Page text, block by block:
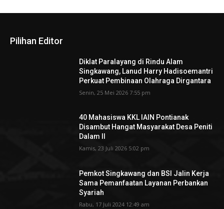
Pilihan Editor
Diklat Paralayang di Rindu Alam
Singkawang, Lanud Harry Hadisoemantri
Perkuat Pembinaan Olahraga Dirgantara
Senin, 25 Mei 2026 7:55 pm
40 Mahasiswa KKL IAIN Pontianak
Disambut Hangat Masyarakat Desa Peniti
Dalam II
Kamis, 23 Juli 2026 5:02 pm
Pemkot Singkawang dan BSI Jalin Kerja
Sama Pemanfaatan Layanan Perbankan
Syariah
Rabu, 17 Juli 2024 12:49 am